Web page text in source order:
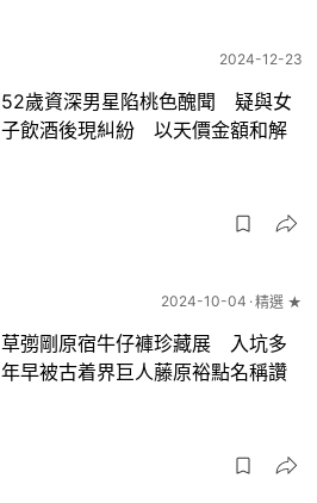
2024-12-23
52歲資深男星陷桃色醜聞 疑與女
子飲酒後現糾紛 以天價金額和解
2024-10-04 精選 ★
草彅剛原宿牛仔褲珍藏展 入坑多
年早被古着界巨人藤原裕點名稱讚